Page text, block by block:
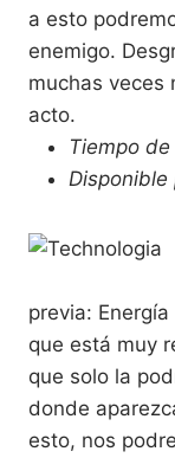
a esto
enemigo.
muchas veces
acto.
Tiempo
Disponible
previa:
que está muy
que solo la
donde
esto, nos